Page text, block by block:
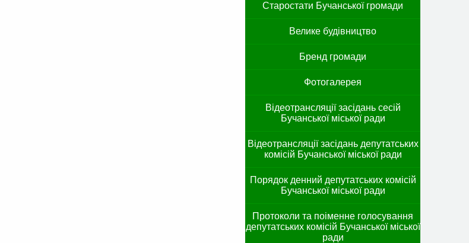
Старостати Бучанської громади
Велике будівництво
Бренд громади
Фотогалерея
Відеотрансляції засідань сесій
Бучанської міської ради
Відеотрансляції засідань депутатських
комісій Бучанської міської ради
Порядок денний депутатських комісій
Бучанської міської ради
Протоколи та поіменне голосування
депутатських комісій Бучанської міської
ради